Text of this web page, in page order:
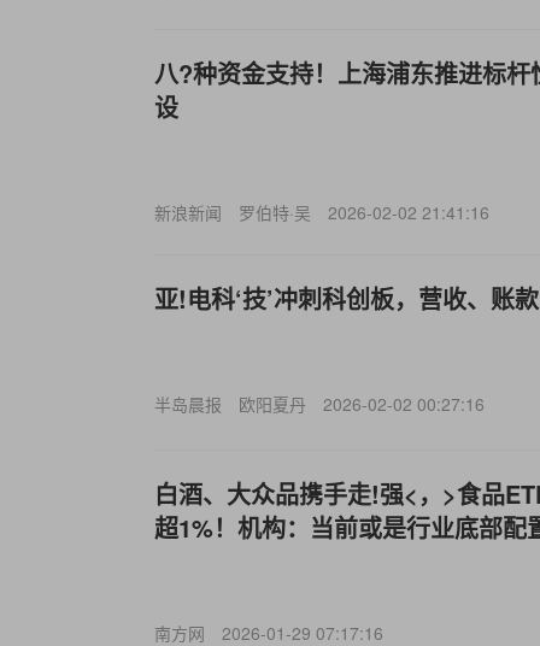
八?种资金支持！上海浦东推进标
设
新浪新闻 罗伯特·吴 2026-02-02 21:41:16
亚!电科‘技’冲刺科创板，营收、账
半岛晨报 欧阳夏丹 2026-02-02 00:27:16
白酒、大众品携手走!强<，>食品
超1%！机构：当前或是行业底部配
南方网 2026-01-29 07:17:16